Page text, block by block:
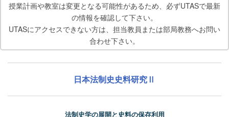
授業計画や教室は変更となる可能性があるため、必ずUTASで最新
の情報を確認して下さい。
UTASにアクセスできない方は、担当教員または部局教務へお問い
合わせ下さい。
日本法制史史料研究Ⅱ
法制史学の展開と史料の保存利用